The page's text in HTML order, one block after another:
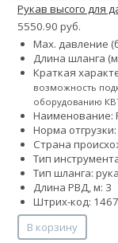
Рукав высого для
5550.90 руб.
Max. давление
Длина шланга
Краткая
возможность
оборудованию
Наименование:
Норма отгрузки:
Страна
Тип
Тип шланга:
Длина РВД, м: 3
Штрих-код:
В корзину